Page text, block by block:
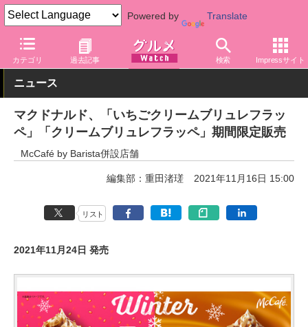
Powered by Translate
カテゴリ 過去記事 検索 Impressサイト
グルメ Watch 店舗 ファストフード マクドナルド
ニュース
マクドナルド、「いちごクリームブリュレフラッ
ペ」「クリームブリュレフラッペ」期間限定販売
McCafé by Barista併設店舗
編集部：重田渚瑳 2021年11月16日 15:00
リスト
2021年11月24日 発売